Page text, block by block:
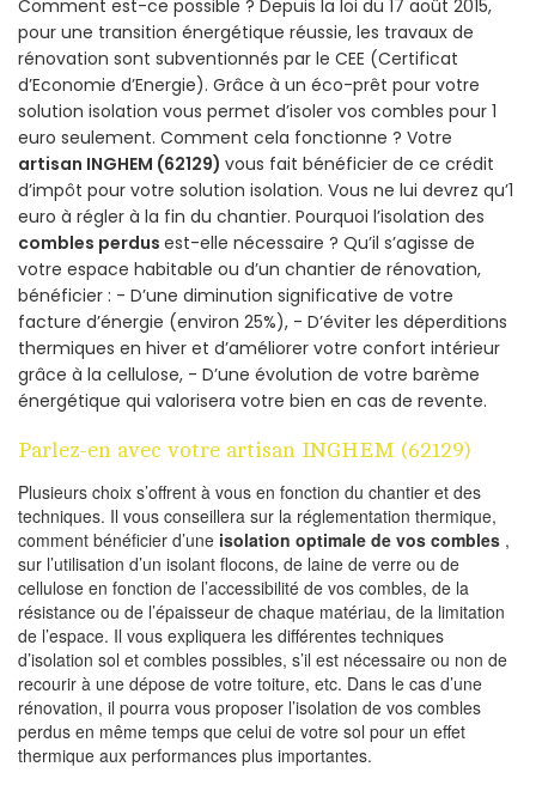
Comment est-ce possible ? Depuis la loi du 17 août 2015,
pour une transition énergétique réussie, les travaux de
rénovation sont subventionnés par le CEE (Certificat
d’Economie d’Energie). Grâce à un éco-prêt pour votre
solution isolation vous permet d’isoler vos combles pour 1
euro seulement. Comment cela fonctionne ? Votre
artisan INGHEM (62129) vous fait bénéficier de ce crédit
d’impôt pour votre solution isolation. Vous ne lui devrez qu’1
euro à régler à la fin du chantier. Pourquoi l’isolation des
combles perdus est-elle nécessaire ? Qu’il s’agisse de
votre espace habitable ou d’un chantier de rénovation,
bénéficier : - D’une diminution significative de votre
facture d’énergie (environ 25%), - D’éviter les déperditions
thermiques en hiver et d’améliorer votre confort intérieur
grâce à la cellulose, - D’une évolution de votre barème
énergétique qui valorisera votre bien en cas de revente.
Parlez-en avec votre artisan INGHEM (62129)
Plusieurs choix s’offrent à vous en fonction du chantier et des
techniques. Il vous conseillera sur la réglementation thermique,
comment bénéficier d’une isolation optimale de vos combles ,
sur l’utilisation d’un isolant flocons, de laine de verre ou de
cellulose en fonction de l’accessibilité de vos combles, de la
résistance ou de l’épaisseur de chaque matériau, de la limitation
de l’espace. Il vous expliquera les différentes techniques
d’isolation sol et combles possibles, s’il est nécessaire ou non de
recourir à une dépose de votre toiture, etc. Dans le cas d’une
rénovation, il pourra vous proposer l’isolation de vos combles
perdus en même temps que celui de votre sol pour un effet
thermique aux performances plus importantes.